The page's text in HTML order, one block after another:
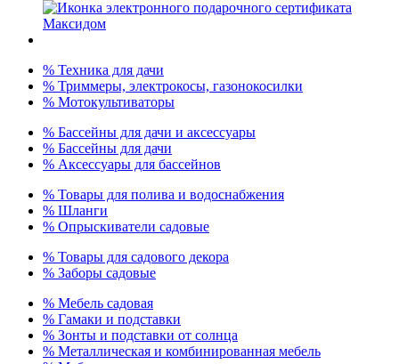
% Техника для дачи
% Триммеры, электрокосы, газонокосилки
% Мотокультиваторы
% Бассейны для дачи и аксессуары
% Бассейны для дачи
% Аксессуары для бассейнов
% Товары для полива и водоснабжения
% Шланги
% Опрыскиватели садовые
% Товары для садового декора
% Заборы садовые
% Мебель садовая
% Гамаки и подставки
% Зонты и подставки от солнца
% Металлическая и комбинированная мебель